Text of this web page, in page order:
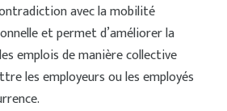
avec la mobilité
et permet d’améliorer la
emplois de manière collective
les employeurs ou les employés